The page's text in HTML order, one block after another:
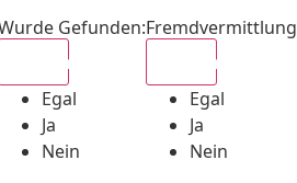
Gefunden:
Egal
Ja
Nein
Fremdvermittlung
Egal
Ja
Nein